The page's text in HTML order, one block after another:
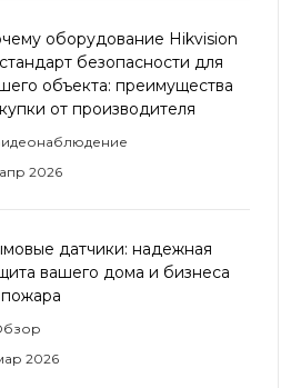
оборудование Hikvision
безопасности для
объекта: преимущества
от производителя
2026
датчики: надежная
вашего дома и бизнеса
пожара
2026